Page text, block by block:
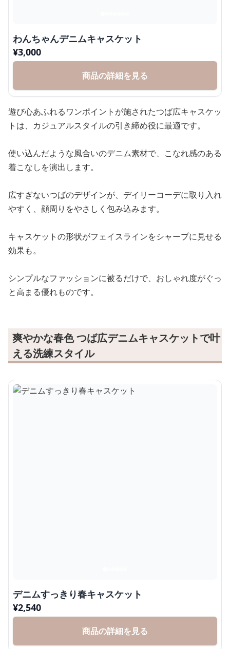
わんちゃんデニムキャスケット
¥3,000
商品の詳細を見る
遊び心あふれるワンポイントが施されたつば広キャスケッ
トは、カジュアルスタイルの引き締め役に最適です。
使い込んだような風合いのデニム素材で、こなれ感のある
着こなしを演出します。
広すぎないつばのデザインが、デイリーコーデに取り入れ
やすく、顔周りをやさしく包み込みます。
キャスケットの形状がフェイスラインをシャープに見せる
効果も。
シンプルなファッションに被るだけで、おしゃれ度がぐっ
と高まる優れものです。
爽やかな春色 つば広デニムキャスケットで叶
える洗練スタイル
デニムすっきり春キャスケット
¥2,540
商品の詳細を見る